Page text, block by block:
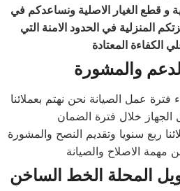
و قطع الغيار الاصلية ونساعدكم في
المنزلية في الحدود الامنة التي
الكفاءة المعتادة
فترة عمل الصيانة نحن نهتم بعملائنا
الجهاز خلال فترة الضمان
ربع سنويا وتقديم النصح والمشورة
مهمة الاصلاح والصيانة
المحلة الخط الساخن